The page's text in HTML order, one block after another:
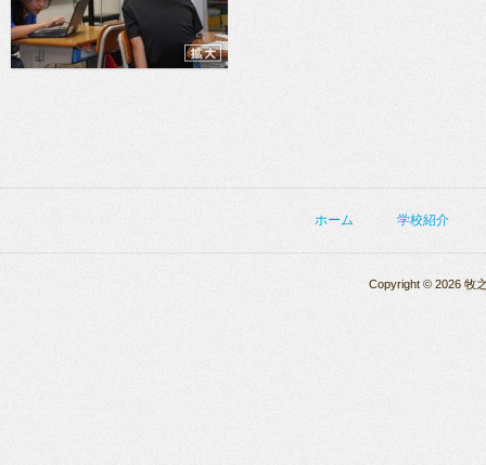
ホーム 学校紹介
Copyright © 2026 牧